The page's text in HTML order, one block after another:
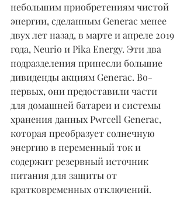
небольшим приобретениям чистой
энергии, сделанным Generac менее
двух лет назад, в марте и апреле 2019
года, Neurio и Pika Energy. Эти два
подразделения принесли большие
дивиденды акциям Generac. Во-
первых, они предоставили части
для домашней батареи и системы
хранения данных Pwrcell Generac,
которая преобразует солнечную
энергию в переменный ток и
содержит резервный источник
питания для защиты от
кратковременных отключений.